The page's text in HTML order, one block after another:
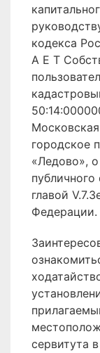
кодекса
А Е Т
городское
«Ледово»,
публичного
главой
Федерации.
сервитута